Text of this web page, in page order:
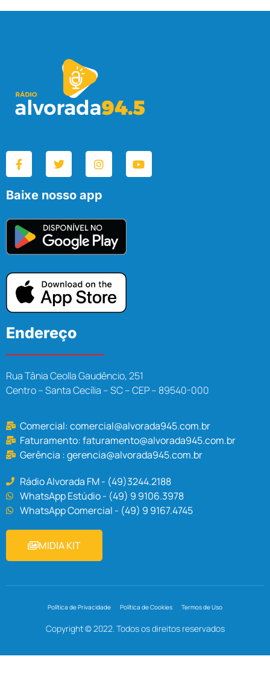
Baixe nosso app
Endereço
Rua Tânia Ceolla Gaudêncio, 251
Centro – Santa Cecília – SC – CEP – 89540-000
Comercial:comercial@alvorada945.com.br
Faturamento:faturamento@alvorada945.com.br
Gerência :gerencia@alvorada945.com.br
Rádio Alvorada FM - (49)3244.2188
WhatsApp Estúdio - (49) 9 9106.3978
WhatsApp Comercial - (49) 9 9167.4745
MIDIA KIT
Política de Privacidade Política de Cookies Termos de Uso
Copyright © 2022. Todos os direitos reservados